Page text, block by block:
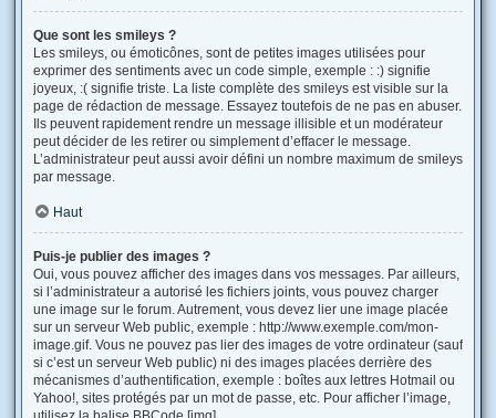
Que sont les smileys ?
Les smileys, ou émoticônes, sont de petites images utilisées pour
exprimer des sentiments avec un code simple, exemple : :) signifie
joyeux, :( signifie triste. La liste complète des smileys est visible sur la
page de rédaction de message. Essayez toutefois de ne pas en abuser.
Ils peuvent rapidement rendre un message illisible et un modérateur
peut décider de les retirer ou simplement d’effacer le message.
L’administrateur peut aussi avoir défini un nombre maximum de smileys
par message.
Haut
Puis-je publier des images ?
Oui, vous pouvez afficher des images dans vos messages. Par ailleurs,
si l’administrateur a autorisé les fichiers joints, vous pouvez charger
une image sur le forum. Autrement, vous devez lier une image placée
sur un serveur Web public, exemple : http://www.exemple.com/mon-
image.gif. Vous ne pouvez pas lier des images de votre ordinateur (sauf
si c’est un serveur Web public) ni des images placées derrière des
mécanismes d’authentification, exemple : boîtes aux lettres Hotmail ou
Yahoo!, sites protégés par un mot de passe, etc. Pour afficher l’image,